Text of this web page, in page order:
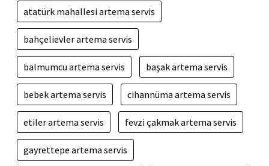
atatürk mahallesi artema servis
bahçelievler artema servis
balmumcu artema servis başak artema servis
bebek artema servis cihannüma artema servis
etiler artema servis fevzi çakmak artema servis
gayrettepe artema servis